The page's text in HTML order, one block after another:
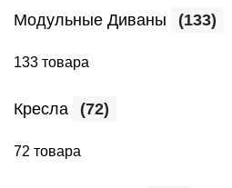
Модульные Диваны (133)
133 товара
Кресла (72)
72 товара